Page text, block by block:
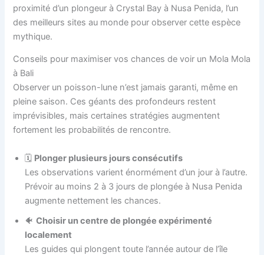
proximité d’un plongeur à Crystal Bay à Nusa Penida, l’un
des meilleurs sites au monde pour observer cette espèce
mythique.
Conseils pour maximiser vos chances de voir un Mola Mola
à Bali
Observer un poisson-lune n’est jamais garanti, même en
pleine saison. Ces géants des profondeurs restent
imprévisibles, mais certaines stratégies augmentent
fortement les probabilités de rencontre.
🗓️ Plonger plusieurs jours consécutifs
Les observations varient énormément d’un jour à l’autre.
Prévoir au moins 2 à 3 jours de plongée à Nusa Penida
augmente nettement les chances.
🐠Choisir un centre de plongée expérimenté
localement
Les guides qui plongent toute l’année autour de l’île